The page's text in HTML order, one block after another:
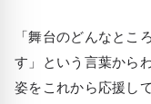
「舞台のどんなとこ
す」という言葉から
姿をこれから応援し